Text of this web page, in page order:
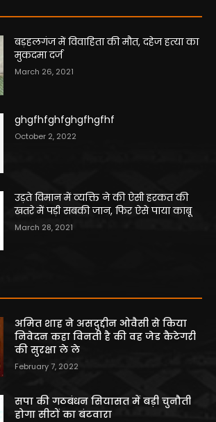
बड़हलगंज में विवाहिता की मौत, दहेज हत्या का
मुकदमा दर्ज
March 26, 2021
ghgfhfghfghgfhgfhf
October 2, 2022
उड़ते विमान में व्यक्ति ने की ऐसी हरकत की
खतरे में पड़ी सबकी जान, फिर ऐसे पाया काबू
March 28, 2021
अमित शाह ने असदुद्दीन ओवैसी से किया
निवेदन कहा विनती है की वह जेड कैटेगरी
की सुरक्षा ले ले
February 7, 2022
सपा की गठबंधन सियासत में बड़ी चुनौती
होगा सीटों का बंटवारा